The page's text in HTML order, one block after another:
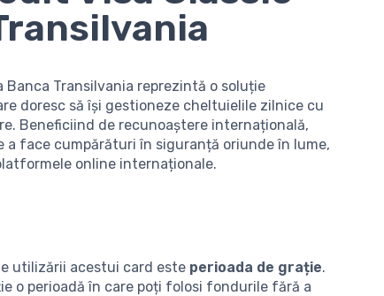
Banca Transilvania reprezintă o soluție
doresc să își gestioneze cheltuielile zilnice cu
Beneficiind de recunoaștere internațională,
face cumpărături în siguranță oriunde în lume,
online internaționale.
utilizării acestui card este perioada de grație.
o perioadă în care poți folosi fondurile fără a